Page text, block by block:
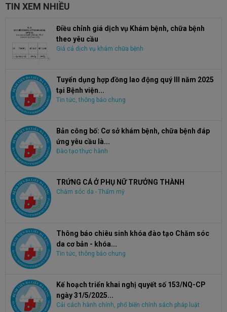
TIN XEM NHIỀU
Điều chỉnh giá dịch vụ Khám bệnh, chữa bệnh
theo yêu cầu
Giá cả dịch vụ khám chữa bệnh
Tuyển dụng hợp đồng lao động quý III năm 2025
tại Bệnh viện...
Tin tức, thông báo chung
Bản công bố: Cơ sở khám bệnh, chữa bệnh đáp
ứng yêu cầu là...
Đào tạo thực hành
TRỨNG CÁ Ở PHỤ NỮ TRƯỞNG THÀNH
Chăm sóc da - Thẩm mỹ
Thông báo chiêu sinh khóa đào tạo Chăm sóc
da cơ bản - khóa...
Tin tức, thông báo chung
Kế hoạch triển khai nghị quyết số 153/NQ-CP
ngày 31/5/2025...
Cải cách hành chính, phổ biến chính sách pháp luật